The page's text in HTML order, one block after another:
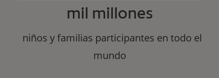
mil millones
niños y familias participantes en todo el
mundo